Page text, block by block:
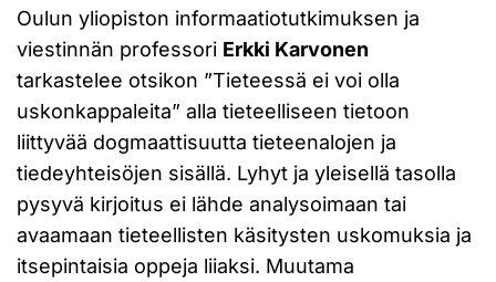
Oulun yliopiston informaatiotutkimuksen ja
viestinnän professori Erkki Karvonen
tarkastelee otsikon ”Tieteessä ei voi olla
uskonkappaleita” alla tieteelliseen tietoon
liittyvää dogmaattisuutta tieteenalojen ja
tiedeyhteisöjen sisällä. Lyhyt ja yleisellä tasolla
pysyvä kirjoitus ei lähde analysoimaan tai
avaamaan tieteellisten käsitysten uskomuksia ja
itsepintaisia oppeja liiaksi. Muutama